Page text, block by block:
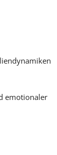
emotionaler